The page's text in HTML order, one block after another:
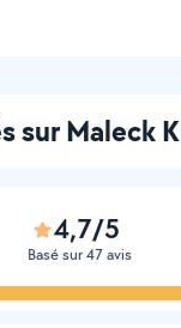
sur Maleck
4,7/5
Basé sur 47 avis